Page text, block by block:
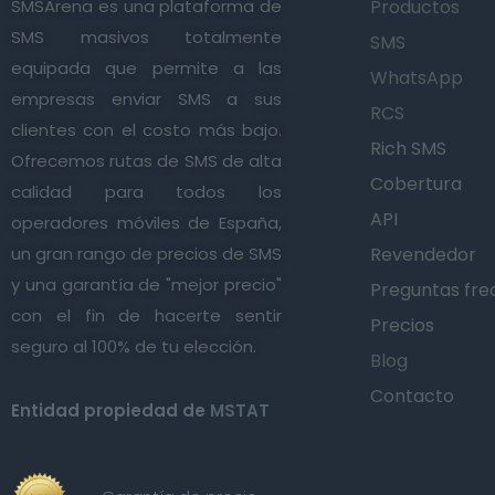
SMSArena es una plataforma de
SMS masivos totalmente
equipada que permite a las
empresas enviar SMS a sus
clientes con el costo más bajo.
Ofrecemos rutas de SMS de alta
calidad para todos los
operadores móviles de España,
un gran rango de precios de SMS
y una garantía de "mejor precio"
con el fin de hacerte sentir
seguro al 100% de tu elección.
Entidad propiedad de MSTAT
Productos
SMS
WhatsApp
RCS
Rich SMS
Cobertura
API
Revendedor
Preguntas
Precios
Blog
Contacto